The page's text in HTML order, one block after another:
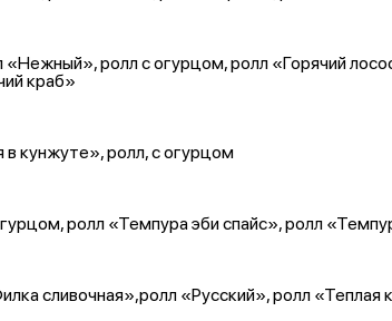
ролл с огурцом, ролл «Горячий
краб»
кунжуте», ролл, с огурцом
ролл «Темпура эби спайс», ролл
сливочная»,ролл «Русский», ролл «Теплая